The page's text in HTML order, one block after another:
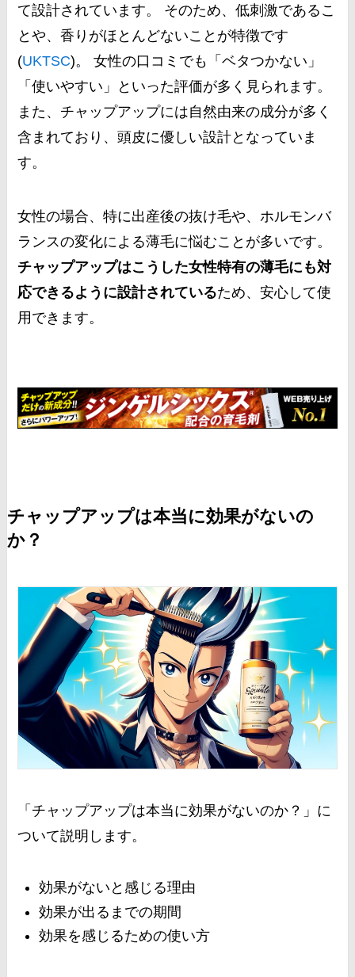
て設計されています。 そのため、低刺激であるこ
とや、香りがほとんどないことが特徴です​
(UKTSC)​。 女性の口コミでも「ベタつかない」
「使いやすい」といった評価が多く見られます。
また、チャップアップには自然由来の成分が多く
含まれており、頭皮に優しい設計となっていま
す。
女性の場合、特に出産後の抜け毛や、ホルモンバ
ランスの変化による薄毛に悩むことが多いです。
チャップアップはこうした女性特有の薄毛にも対
応できるように設計されているため、安心して使
用できます。
チャップアップは本当に効果がないの
か？
「チャップアップは本当に効果がないのか？」に
ついて説明します。
効果がないと感じる理由
効果が出るまでの期間
効果を感じるための使い方